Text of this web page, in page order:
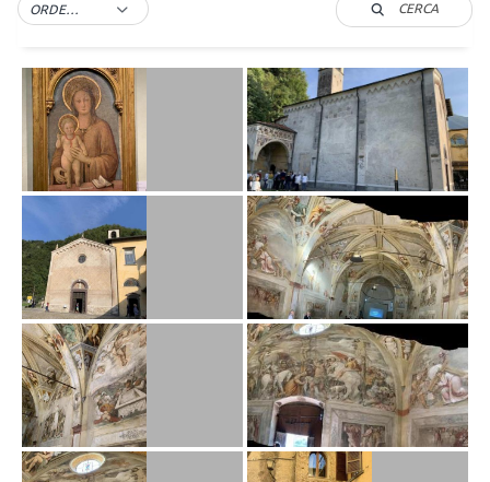
ORDER BY DEFAULT CERCA